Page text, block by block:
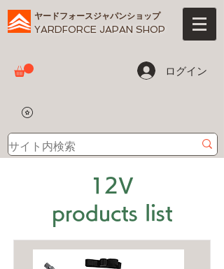
ヤードフォースジャパンショップ
YARDFORCE JAPAN SHOP
ログイン
12V
products list